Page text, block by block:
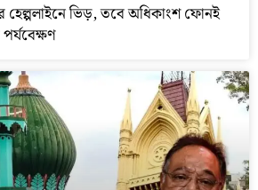
হেল্পলাইনে ভিড়, তবে অধিকাংশ ফোনই